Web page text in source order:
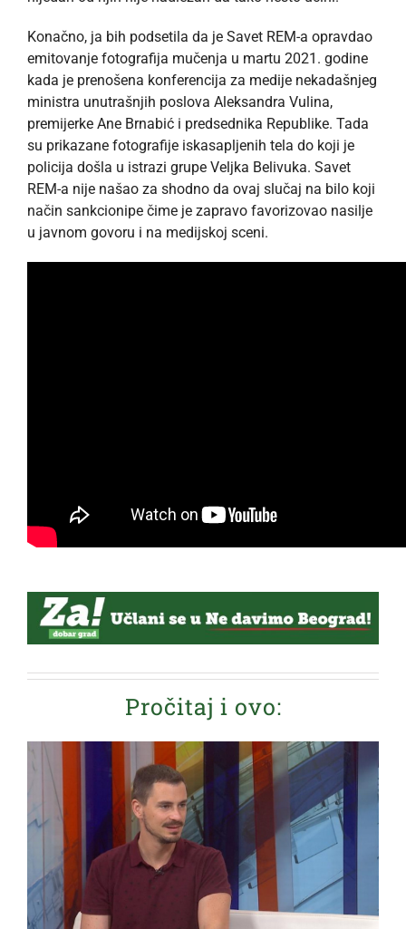
Konačno, ja bih podsetila da je Savet REM-a opravdao
emitovanje fotografija mučenja u martu 2021. godine
kada je prenošena konferencija za medije nekadašnjeg
ministra unutrašnjih poslova Aleksandra Vulina,
premijerke Ane Brnabić i predsednika Republike. Tada
su prikazane fotografije iskasapljenih tela do koji je
policija došla u istrazi grupe Veljka Belivuka. Savet
REM-a nije našao za shodno da ovaj slučaj na bilo koji
način sankcionipe čime je zapravo favorizovao nasilje
u javnom govoru i na medijskoj sceni.
Pročitaj i ovo: